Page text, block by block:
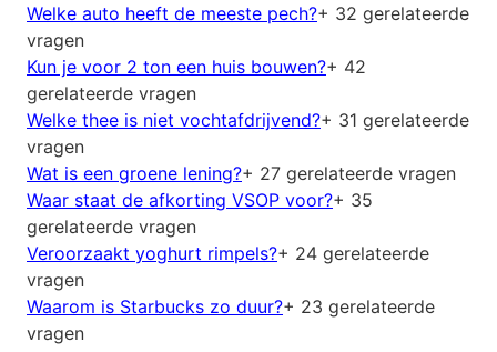
Welke auto heeft de meeste pech?+ 32 gerelateerde
vragen
Kun je voor 2 ton een huis bouwen?+ 42
gerelateerde vragen
Welke thee is niet vochtafdrijvend?+ 31 gerelateerde
vragen
Wat is een groene lening?+ 27 gerelateerde vragen
Waar staat de afkorting VSOP voor?+ 35
gerelateerde vragen
Veroorzaakt yoghurt rimpels?+ 24 gerelateerde
vragen
Waarom is Starbucks zo duur?+ 23 gerelateerde
vragen